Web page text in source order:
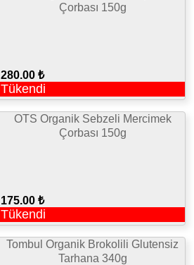
Çorbası 150g
280.00 ₺
Tükendi
OTS Organik Sebzeli Mercimek
Çorbası 150g
175.00 ₺
Tükendi
Tombul Organik Brokolili Glutensiz
Tarhana 340g